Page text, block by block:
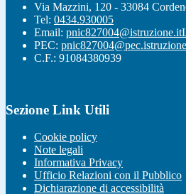
Via Mazzini, 120 - 33084
Tel: 0434.930005
Email: pnic827004@istruzione.it
PEC:
C.F.: 91084380939
Sezione Link Utili
Cookie policy
Note legali
Informativa Privacy
Ufficio Relazioni con il Pubblico
Dichiarazione di accessibilità